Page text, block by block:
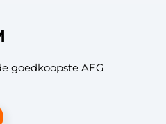
goedkoopste AEG